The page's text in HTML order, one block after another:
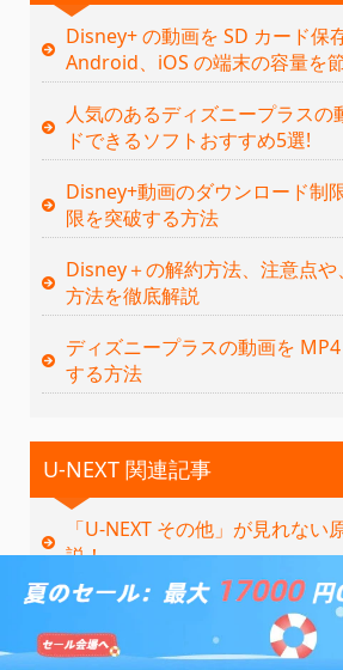
Disney+ の動画を SD カード保
Android、iOS の端末の容量を
人気のあるディズニープラスの
ドできるソフトおすすめ5選!
Disney+動画のダウンロード制
限を突破する方法
Disney＋の解約方法、注意点や
方法を徹底解説
ディズニープラスの動画を
する方法
U-NEXT 関連記事
「U-NEXT その他」が見れない
説！
【必見】U-NEXT をテレビで見
処法を明らかに！